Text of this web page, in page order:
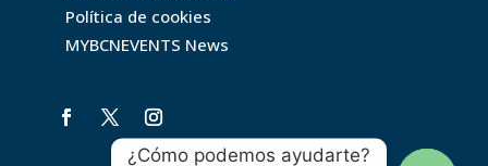
Política de cookies
MYBCNEVENTS News
¿Cómo podemos ayudarte?